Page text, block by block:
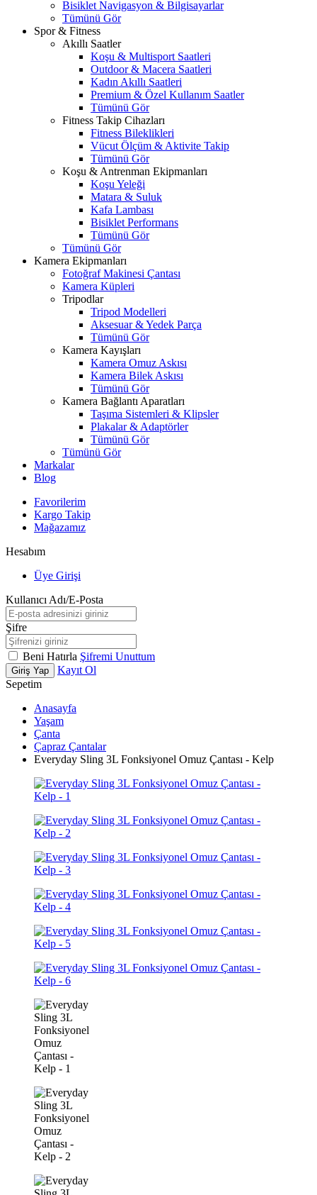
Bisiklet Navigasyon & Bilgisayarlar
Tümünü Gör
Spor & Fitness
Akıllı Saatler
Koşu & Multisport Saatleri
Outdoor & Macera Saatleri
Kadın Akıllı Saatleri
Premium & Özel Kullanım Saatler
Tümünü Gör
Fitness Takip Cihazları
Fitness Bileklikleri
Vücut Ölçüm & Aktivite Takip
Tümünü Gör
Koşu & Antrenman Ekipmanları
Koşu Yeleği
Matara & Suluk
Kafa Lambası
Bisiklet Performans
Tümünü Gör
Tümünü Gör
Kamera Ekipmanları
Fotoğraf Makinesi Çantası
Kamera Küpleri
Tripodlar
Tripod Modelleri
Aksesuar & Yedek Parça
Tümünü Gör
Kamera Kayışları
Kamera Omuz Askısı
Kamera Bilek Askısı
Tümünü Gör
Kamera Bağlantı Aparatları
Taşıma Sistemleri & Klipsler
Plakalar & Adaptörler
Tümünü Gör
Tümünü Gör
Markalar
Blog
Favorilerim
Kargo Takip
Mağazamız
Hesabım
Üye Girişi
Kullanıcı Adı/E-Posta
Şifre
Beni Hatırla Şifremi Unuttum
Giriş Yap
Kayıt Ol
Sepetim
Anasayfa
Yaşam
Çanta
Çapraz Çantalar
Everyday Sling 3L Fonksiyonel Omuz Çantası - Kelp